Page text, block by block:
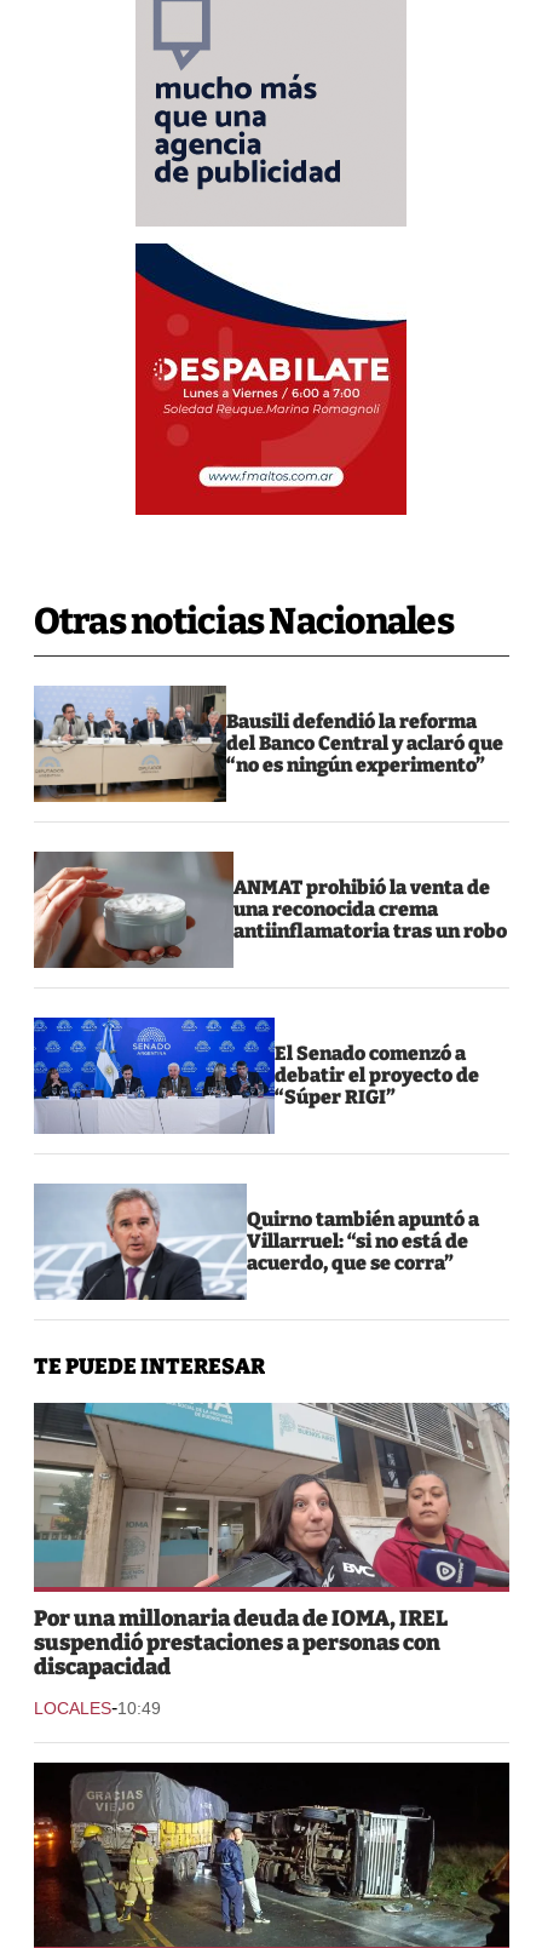
Otras noticias Nacionales
Bausili defendió la reforma
del Banco Central y aclaró que
“no es ningún experimento”
ANMAT prohibió la venta de
una reconocida crema
antiinflamatoria tras un robo
El Senado comenzó a
debatir el proyecto de
“Súper RIGI”
Quirno también apuntó a
Villarruel: “si no está de
acuerdo, que se corra”
TE PUEDE INTERESAR
Por una millonaria deuda de IOMA, IREL
suspendió prestaciones a personas con
discapacidad
LOCALES-10:49